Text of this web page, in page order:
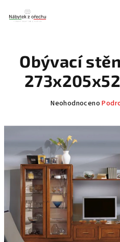
obsah
Obývací
Průměrné
produktu
0,0
z
5
hvězdiček.
Neohodnoceno